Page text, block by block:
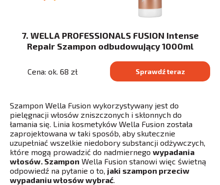
7. WELLA PROFESSIONALS FUSION Intense
Repair Szampon odbudowujący 1000ml
Cena: ok. 68 zł Sprawdź teraz
Szampon Wella Fusion wykorzystywany jest do
pielęgnacji włosów zniszczonych i skłonnych do
łamania się. Linia kosmetyków Wella Fusion została
zaprojektowana w taki sposób, aby skutecznie
uzupełniać wszelkie niedobory substancji odżywczych,
które mogą prowadzić do nadmiernego wypadania
włosów. Szampon Wella Fusion stanowi więc świetną
odpowiedź na pytanie o to, jaki szampon przeciw
wypadaniu włosów wybrać.